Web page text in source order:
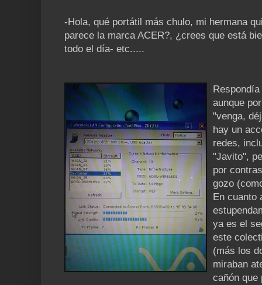
-Hola, qué portátil más chulo, mi hermana
parece la marca ACER?, ¿crees que está
todo el día- etc.....
aunque
"venga,
hay un
redes,
"Javito",
por
gozo
En cuanto
ya es el
este
(más los
miraban
cañón que